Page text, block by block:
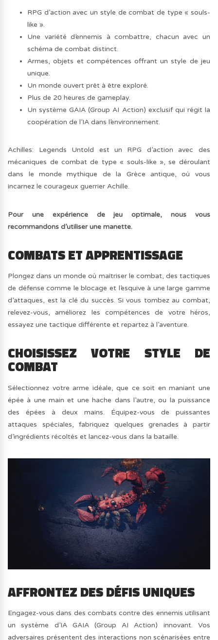
RPG d’action avec un style de combat de type « souls-
like ».
Une variété d’ennemis à combattre, chacun avec un
schéma de combat distinct.
Armes, objets et compétences offrant un style de jeu
unique.
Un monde ouvert prêt à être exploré.
Plus de 20 heures de gameplay.
Un système GAIA (Group AI Action) exclusif qui régit la
coopération de l’IA dans l’environnement.
Achilles: Legends Untold est un RPG d’action avec des
mécaniques de combat de type « souls-like », se déroulant
dans le monde mythique de la Grèce antique, où vous
incarnez le courageux guerrier Achille.
Pour une expérience de jeu optimale, nous vous
recommandons d’utiliser une manette.
COMBATS ET APPRENTISSAGE
Plongez dans un monde où maîtriser le combat, des tactiques
de défense comme le blocage et l’esquive à une large gamme
d’attaques, est la clé du succès. Si vous tombez au combat,
relevez-vous, améliorez les compétences de votre héros,
essayez une tactique différente et repartez à l’aventure.
CHOISISSEZ VOTRE STYLE DE
COMBAT
Sélectionnez votre arme idéale, que ce soit en maniant une
épée à une main et une hache dans l’autre, ou la puissance
des épées à deux mains. Équipez-vous de puissantes
attaques spéciales, fabriquez quelques grenades à partir
d’ingrédients récoltés et lancez-vous dans la bataille.
AFFRONTEZ DES DÉFIS UNIQUES
Engagez-vous dans des combats contre des ennemis utilisant
un système d’IA GAIA (Group AI Action) innovant. Vos
adversaires présentent des interactions non scénarisées entre